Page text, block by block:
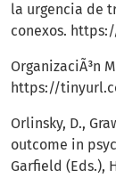
la urgencia de
conexos.
OrganizaciÃ³n
https://
Orlinsky, D.,
outcome in
Garfield (Eds.),